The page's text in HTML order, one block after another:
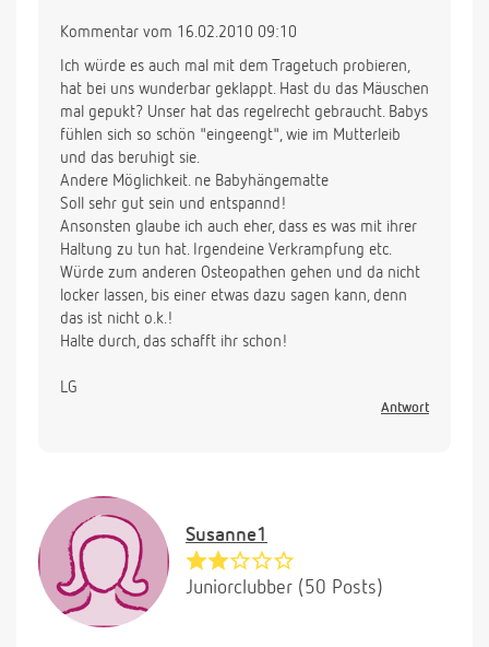
Kommentar vom 16.02.2010 09:10
Ich würde es auch mal mit dem Tragetuch probieren,
hat bei uns wunderbar geklappt. Hast du das Mäuschen
mal gepukt? Unser hat das regelrecht gebraucht. Babys
fühlen sich so schön "eingeengt", wie im Mutterleib
und das beruhigt sie.
Andere Möglichkeit. ne Babyhängematte
Soll sehr gut sein und entspannd!
Ansonsten glaube ich auch eher, dass es was mit ihrer
Haltung zu tun hat. Irgendeine Verkrampfung etc.
Würde zum anderen Osteopathen gehen und da nicht
locker lassen, bis einer etwas dazu sagen kann, denn
das ist nicht o.k.!
Halte durch, das schafft ihr schon!
LG
Antwort
Susanne1
Juniorclubber (50 Posts)